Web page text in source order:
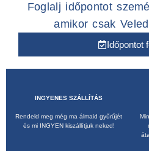
INGYENES SZÁLLÍTÁS
Rendeld meg még ma álmaid gyűrűjét
és mi INGYEN kiszállítjuk neked!
Foglalj időpontot
amikor csak
Időpontot